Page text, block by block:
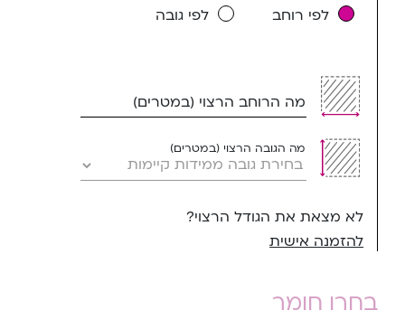
לפי רוחב לפי גובה
מה הרוחב הרצוי (במטרים)
מה הגובה הרצוי (במטרים)
לא מצאת את הגודל הרצוי?
להזמנה אישית
בחרו חומר